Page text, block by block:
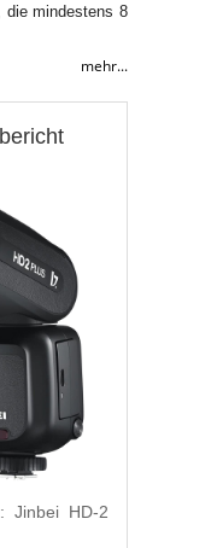
die mindestens 8
mehr...
Jinbei HD-2